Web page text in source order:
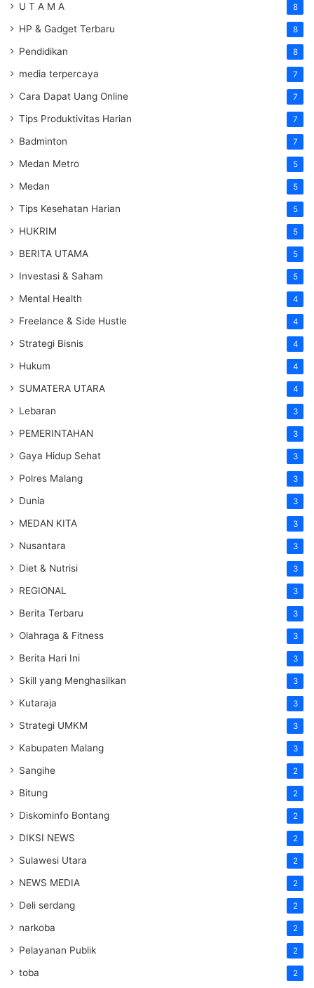
U T A M A 8
HP & Gadget Terbaru 8
Pendidikan 8
media terpercaya 7
Cara Dapat Uang Online 7
Tips Produktivitas Harian 7
Badminton 7
Medan Metro 5
Medan 5
Tips Kesehatan Harian 5
HUKRIM 5
BERITA UTAMA 5
Investasi & Saham 5
Mental Health 4
Freelance & Side Hustle 4
Strategi Bisnis 4
Hukum 4
SUMATERA UTARA 4
Lebaran 3
PEMERINTAHAN 3
Gaya Hidup Sehat 3
Polres Malang 3
Dunia 3
MEDAN KITA 3
Nusantara 3
Diet & Nutrisi 3
REGIONAL 3
Berita Terbaru 3
Olahraga & Fitness 3
Berita Hari Ini 3
Skill yang Menghasilkan 3
Kutaraja 3
Strategi UMKM 3
Kabupaten Malang 3
Sangihe 2
Bitung 2
Diskominfo Bontang 2
DIKSI NEWS 2
Sulawesi Utara 2
NEWS MEDIA 2
Deli serdang 2
narkoba 2
Pelayanan Publik 2
toba 2